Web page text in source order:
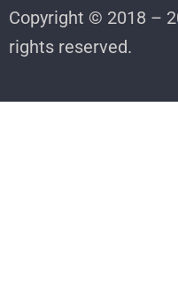
Copyright © 2018 –
rights reserved.